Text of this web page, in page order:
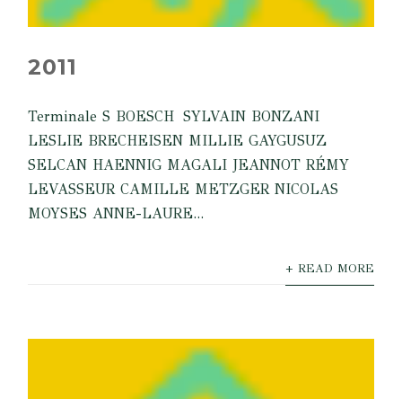
2011
Terminale S BOESCH SYLVAIN BONZANI
LESLIE BRECHEISEN MILLIE GAYGUSUZ
SELCAN HAENNIG MAGALI JEANNOT RÉMY
LEVASSEUR CAMILLE METZGER NICOLAS
MOYSES ANNE-LAURE...
+ READ MORE